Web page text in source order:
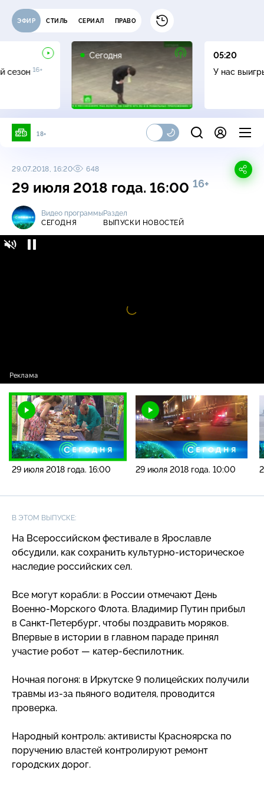
ЭФИР СТИЛЬ СЕРИАЛ ПРАВО
сезон 16+
Сегодня
05:20
У нас
18+
29.07.2018, 16:20 648
29 июля 2018 года. 16:00 16+
Видео программы
СЕГОДНЯ
Раздел
ВЫПУСКИ НОВОСТЕЙ
Видео
проигрыватель
29 июля 2018 года. 16:00 29 июля 2018 года. 10:00
В ЭТОМ ВЫПУСКЕ:
На Всероссийском фестивале в Ярославле
обсудили, как сохранить культурно-историческое
наследие российских сел.
Все могут корабли: в России отмечают День
Военно-Морского Флота. Владимир Путин прибыл
в Санкт-Петербург, чтобы поздравить моряков.
Впервые в истории в главном параде принял
участие робот — катер-беспилотник.
Ночная погоня: в Иркутске 9 полицейских получили
травмы из-за пьяного водителя, проводится
проверка.
Народный контроль: активисты Красноярска по
поручению властей контролируют ремонт
городских дорог.